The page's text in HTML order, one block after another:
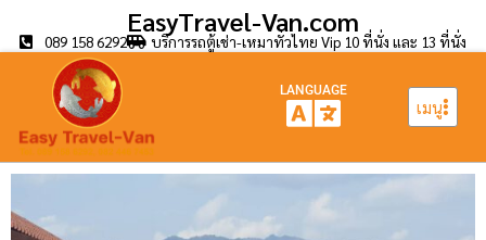
EasyTravel-Van.com
089 158 6292 บริการรถตู้เช่า-เหมาทั่วไทย Vip 10 ที่นั่ง และ 13 ที่นั่ง
เมนู
LANGUAGE